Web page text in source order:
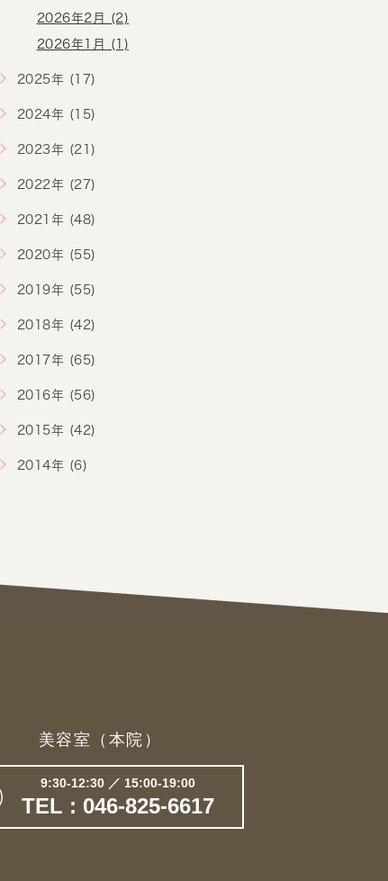
2026年2月 (2)
2026年1月 (1)
2025年 (17)
2024年 (15)
2023年 (21)
2022年 (27)
2021年 (48)
2020年 (55)
2019年 (55)
2018年 (42)
2017年 (65)
2016年 (56)
2015年 (42)
2014年 (6)
美容室（本院）
9:30-12:30 ／ 15:00-19:00
TEL : 046-825-6617